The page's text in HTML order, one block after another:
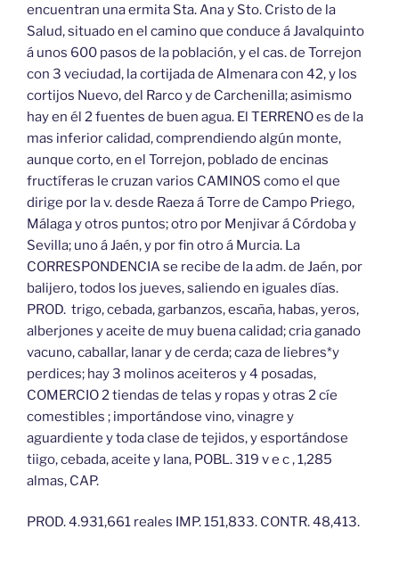
encuentran una ermita Sta. Ana y Sto. Cristo de la
Salud, situado en el camino que conduce á Javalquinto
á unos 600 pasos de la población, y el cas. de Torrejon
con 3 veciudad, la cortijada de Almenara con 42, y los
cortijos Nuevo, del Rarco y de Carchenilla; asimismo
hay en él 2 fuentes de buen agua. El TERRENO es de la
mas inferior calidad, comprendiendo algún monte,
aunque corto, en el Torrejon, poblado de encinas
fructíferas le cruzan varios CAMINOS como el que
dirige por la v. desde Raeza á Torre de Campo Priego,
Málaga y otros puntos; otro por Menjivar á Córdoba y
Sevilla; uno á Jaén, y por fin otro á Murcia. La
CORRESPONDENCIA se recibe de la adm. de Jaén, por
balijero, todos los jueves, saliendo en iguales días.
PROD. trigo, cebada, garbanzos, escaña, habas, yeros,
alberjones y aceite de muy buena calidad; cria ganado
vacuno, caballar, lanar y de cerda; caza de liebres*y
perdices; hay 3 molinos aceiteros y 4 posadas,
COMERCIO 2 tiendas de telas y ropas y otras 2 cíe
comestibles ; importándose vino, vinagre y
aguardiente y toda clase de tejidos, y esportándose
tiigo, cebada, aceite y lana, POBL. 319 v e c , 1,285
almas, CAP.
PROD. 4.931,661 reales IMP. 151,833. CONTR. 48,413.